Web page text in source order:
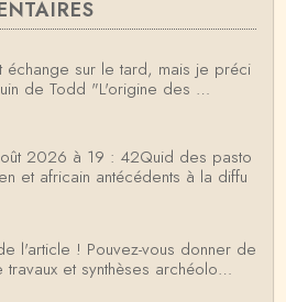
échange sur le tard, mais je préci
de Todd "L'origine des …
2026 à 19 : 42Quid des pasto
et africain antécédents à la diffu
l'article ! Pouvez-vous donner de
et synthèses archéolo…